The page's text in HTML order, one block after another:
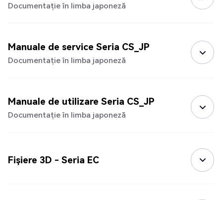
Documentație în limba japoneză
Manuale de service Seria CS_JP
Documentație în limba japoneză
Manuale de utilizare Seria CS_JP
Documentație în limba japoneză
Fișiere 3D - Seria EC